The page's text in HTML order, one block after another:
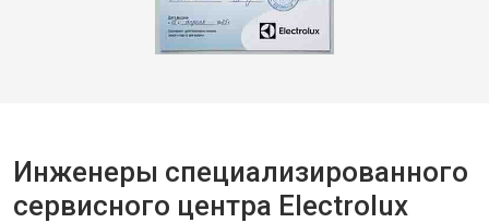
Инженеры специализированного
сервисного центра Electrolux